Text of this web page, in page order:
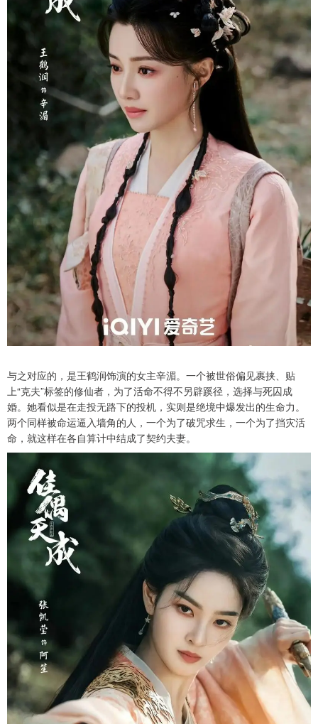
与之对应的，是王鹤润饰演的女主辛湄。一个被世俗偏见裹挟、贴
上“克夫”标签的修仙者，为了活命不得不另辟蹊径，选择与死囚成
婚。她看似是在走投无路下的投机，实则是绝境中爆发出的生命力。
两个同样被命运逼入墙角的人，一个为了破咒求生，一个为了挡灾活
命，就这样在各自算计中结成了契约夫妻。